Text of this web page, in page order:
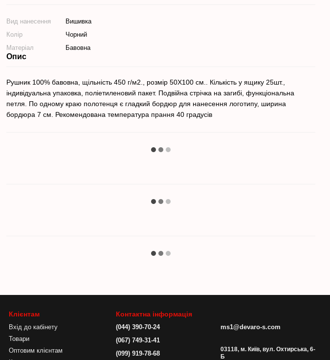
Вид нанесення
Вишивка
Колір
Чорний
Матеріал
Бавовна
Опис
Рушник 100% бавовна, щільність 450 г/м2., розмір 50Х100 см.. Кількість у ящику 25шт.,
індивідуальна упаковка, поліетиленовий пакет. Подвійна стрічка на загибі, функціональна
петля. По одному краю полотенця є гладкий бордюр для нанесення логотипу, ширина
бордюра 7 см. Рекомендована температура прання 40 градусів
Клієнтам
Вхід до кабінету
Товари
Оптовим клієнтам
Контактна інформація
(044) 390-70-24
(067) 749-31-41
(099) 919-78-68
ms1@devaro-s.com
03118, м. Київ, вул. Охтирська, 6-
Б